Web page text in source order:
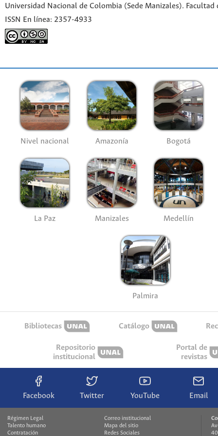
Universidad Nacional de Colombia (Sede Manizales).
ISSN En línea: 2357-4933
Nivel nacional Amazonía Bogotá
La Paz Manizales Medellín
Palmira
Bibliotecas Catálogo
Repositorio
institucional
Portal de
revistas
Facebook Twitter YouTube Email
Régimen Legal
Talento humano
Contratación
Correo institucional
Mapa del sitio
Redes Sociales